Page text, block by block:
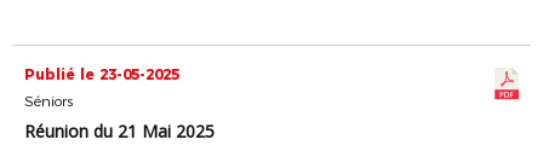
Publié le 23-05-2025
Séniors
Réunion du 21 Mai 2025